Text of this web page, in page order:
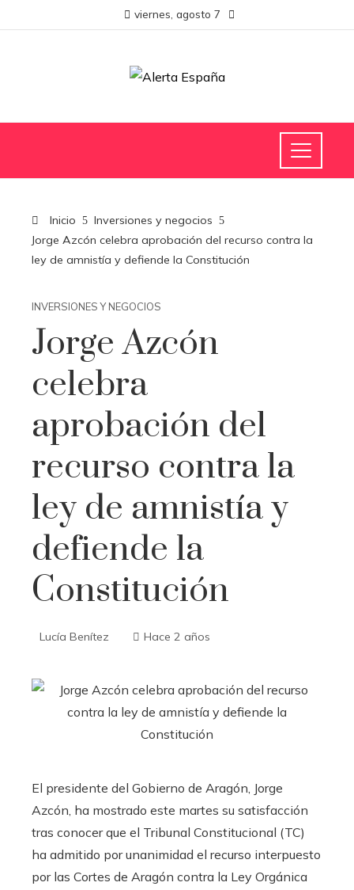
viernes, agosto 7
Inicio
Inversiones y negocios
Jorge Azcón celebra aprobación del recurso contra la
ley de amnistía y defiende la Constitución
INVERSIONES Y NEGOCIOS
Jorge Azcón
celebra
aprobación del
recurso contra la
ley de amnistía y
defiende la
Constitución
Lucía Benítez Hace 2 años
El presidente del Gobierno de Aragón, Jorge
Azcón, ha mostrado este martes su satisfacción
tras conocer que el Tribunal Constitucional (TC)
ha admitido por unanimidad el recurso interpuesto
por las Cortes de Aragón contra la Ley Orgánica